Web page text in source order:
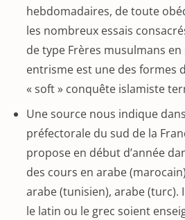
hebdomadaires, de toute
les nombreux essais
de type Frères musulmans
entrisme est une des formes
« soft » conquête islamiste
Une source nous indique
préfectorale du sud de la
propose en début d’année
des cours en arabe
arabe (tunisien), arabe (turc).
le latin ou le grec soient